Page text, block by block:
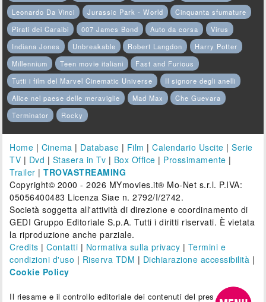
Leonardo Da Vinci
Jurassic Park - World
Cinquanta sfumature
Pirati dei Caraibi
007 James Bond Auto da corsa
Virus
Indiana Jones
Unbreakable Robert Langdon
Harry Potter
Millennium
Teen movie italiani
Fast and Furious
Tutti i film del Marvel Cinematic Universe
Il signore degli anelli
Alice nel paese delle meraviglie
Mad Max
Che Guevara
Terminator
Rocky
Home | Cinema | Database | Film |Calendario Uscite |Serie
TV | Dvd | Stasera in Tv | Box Office | Prossimamente |
Trailer |TROVASTREAMING
Copyright© 2000 - 2026 MYmovies.it® Mo-Net s.r.l. P.IVA:
05056400483 Licenza Siae n. 2792/I/2742.
Società soggetta all'attività di direzione e coordinamento di
GEDI Gruppo Editoriale S.p.A. Tutti i diritti riservati. È vietata
la riproduzione anche parziale.
Credits |Contatti | Normativa sulla privacy | Termini e
condizioni d'uso | Riserva TDM | Dichiarazione accessibilità |
Cookie Policy
Il riesame e il controllo editoriale dei contenuti del presente sito